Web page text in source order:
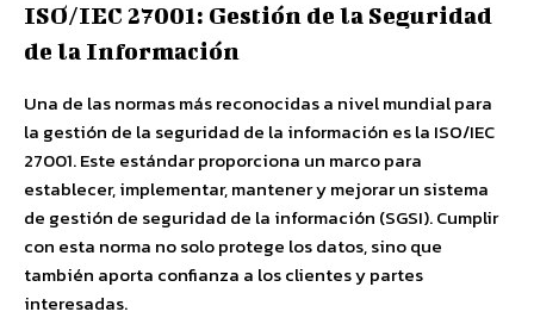
ISO/IEC 27001: Gestión de la Seguridad
de la Información
Una de las normas más reconocidas a nivel mundial para
la gestión de la seguridad de la información es la ISO/IEC
27001. Este estándar proporciona un marco para
establecer, implementar, mantener y mejorar un sistema
de gestión de seguridad de la información (SGSI). Cumplir
con esta norma no solo protege los datos, sino que
también aporta confianza a los clientes y partes
interesadas.